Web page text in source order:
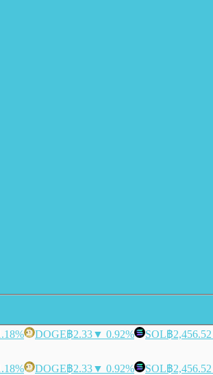
DOGE฿2.33▼ 0.92% SOL฿2,456.52
DOGE฿2.33▼ 0.92% SOL฿2,456.52